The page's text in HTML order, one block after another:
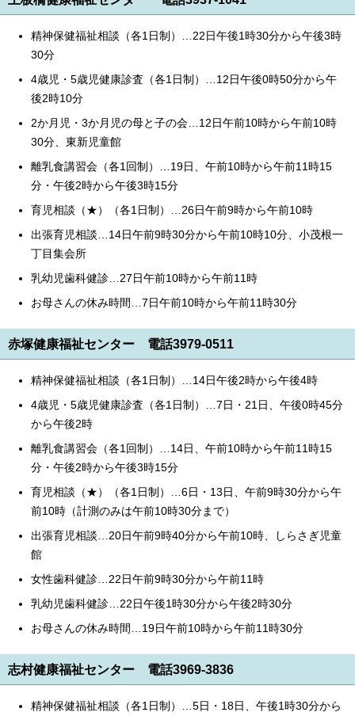
精神保健福祉相談（各1日制）…22日午後1時30分から午後3時
30分
4歳児・5歳児健康診査（各1日制）…12日午後0時50分から午
後2時10分
2か月児・3か月児の母と子の会…12日午前10時から午前10時
30分、東新児童館
離乳食講習会（各1回制）…19日、午前10時から午前11時15
分・午後2時から午後3時15分
育児相談（★）（各1日制）…26日午前9時から午前10時
出張育児相談…14日午前9時30分から午前10時10分、小茂根一
丁目集会所
乳幼児歯科健診…27日午前10時から午前11時
お母さんの休み時間…7日午前10時から午前11時30分
赤塚健康福祉センター 電話3979-0511
精神保健福祉相談（各1日制）…14日午後2時から午後4時
4歳児・5歳児健康診査（各1日制）…7日・21日、午後0時45分
から午後2時
離乳食講習会（各1回制）…14日、午前10時から午前11時15
分・午後2時から午後3時15分
育児相談（★）（各1日制）…6日・13日、午前9時30分から午
前10時（計測のみは午前10時30分まで）
出張育児相談…20日午前9時40分から午前10時、しらさぎ児童
館
女性歯科健診…22日午前9時30分から午前11時
乳幼児歯科健診…22日午後1時30分から午後2時30分
お母さんの休み時間…19日午前10時から午前11時30分
志村健康福祉センター 電話3969-3836
精神保健福祉相談（各1日制）…5日・18日、午後1時30分から